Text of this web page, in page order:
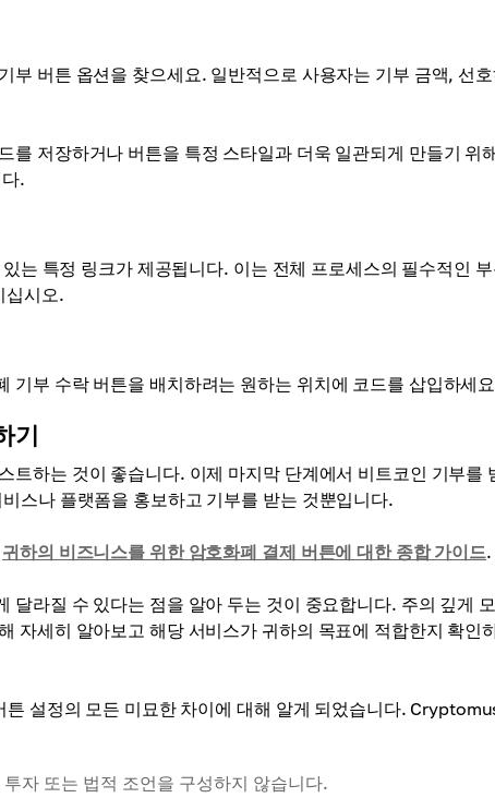
부 버튼 옵션을 찾으세요. 일반적으로 사용자는 기부 금액, 선
를 저장하거나 버튼을 특정 스타일과 더욱 일관되게 만들기 위
.
는 특정 링크가 제공됩니다. 이는 전체 프로세스의 필수적인
십시오.
기부 수락 버튼을 배치하려는 원하는 위치에 코드를 삽입하세
기
트하는 것이 좋습니다. 이제 마지막 단계에서 비트코인 ​​기부를
스나 플랫폼을 홍보하고 기부를 받는 것뿐입니다.
귀하의 비즈니스를 위한 암호화폐 결제 버튼에 대한 종합 가이드.
달라질 수 있다는 점을 알아 두는 것이 중요합니다. 주의 깊게
자세히 알아보고 해당 서비스가 귀하의 목표에 적합한지 확인
설정의 모든 미묘한 차이에 대해 알게 되었습니다.
자 또는 법적 조언을 구성하지 않습니다.